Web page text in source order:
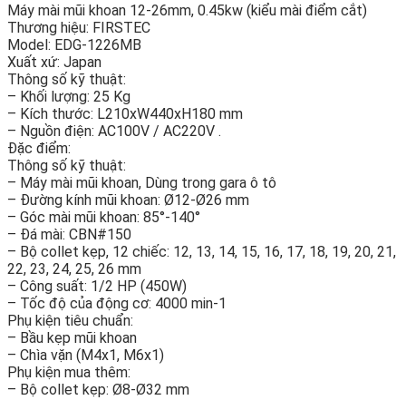
Máy mài mũi khoan 12-26mm, 0.45kw (kiểu mài điểm cắt)
Thương hiệu: FIRSTEC
Model: EDG-1226MB
Xuất xứ: Japan
Thông số kỹ thuật:
– Khối lượng: 25 Kg
– Kích thước: L210xW440xH180 mm
– Nguồn điện: AC100V / AC220V .
Đặc điểm:
Thông số kỹ thuật:
– Máy mài mũi khoan, Dùng trong gara ô tô
– Đường kính mũi khoan: Ø12-Ø26 mm
– Góc mài mũi khoan: 85°-140°
– Đá mài: CBN#150
– Bộ collet kẹp, 12 chiếc: 12, 13, 14, 15, 16, 17, 18, 19, 20, 21,
22, 23, 24, 25, 26 mm
– Công suất: 1/2 HP (450W)
– Tốc độ của động cơ: 4000 min-1
Phụ kiện tiêu chuẩn:
– Bầu kẹp mũi khoan
– Chìa vặn (M4x1, M6x1)
Phụ kiện mua thêm:
– Bộ collet kẹp: Ø8-Ø32 mm